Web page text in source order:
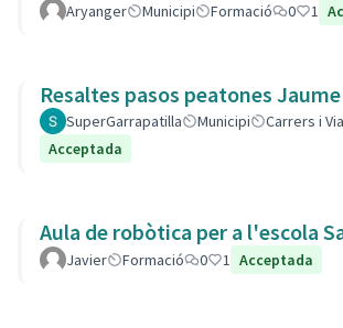
Aryanger Municipi Formació 0 1
Resaltes pasos peatones
SuperGarrapatilla Municipi Carrers i
Acceptada
Aula de robòtica per a l'escola
Javier Formació 0 1 Acceptada